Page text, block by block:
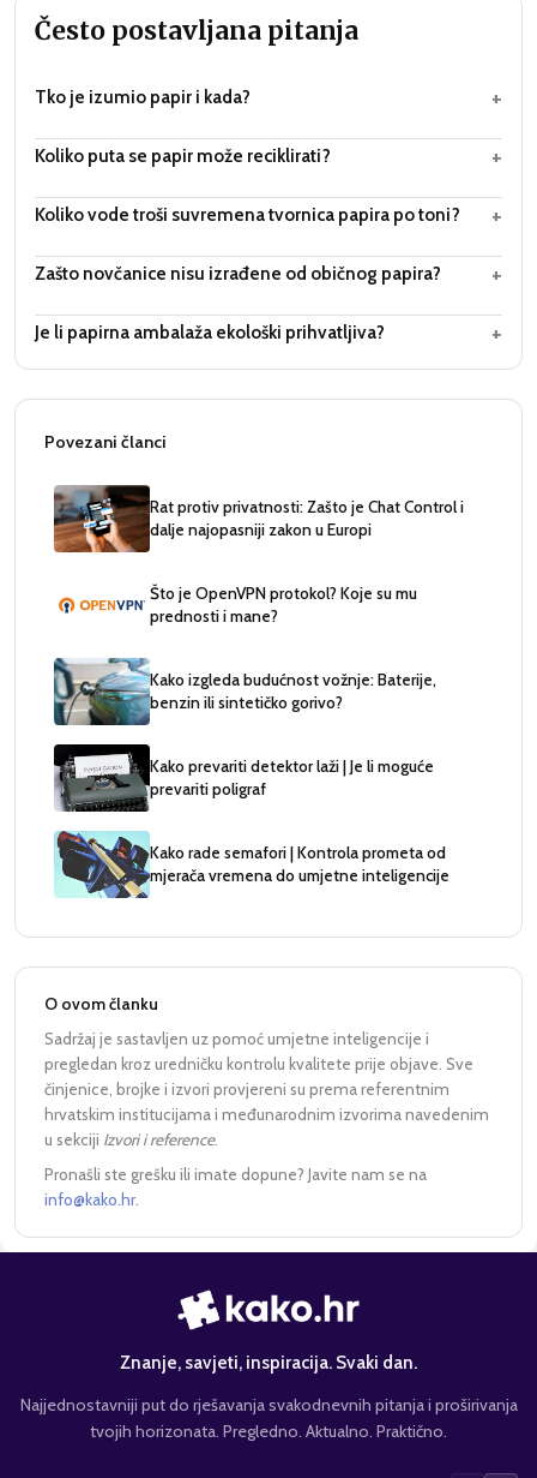
Često postavljana pitanja
Tko je izumio papir i kada? +
Koliko puta se papir može reciklirati? +
Koliko vode troši suvremena tvornica papira po toni? +
Zašto novčanice nisu izrađene od običnog papira? +
Je li papirna ambalaža ekološki prihvatljiva? +
Povezani članci
Rat protiv privatnosti: Zašto je Chat Control i
dalje najopasniji zakon u Europi
Što je OpenVPN protokol? Koje su mu
prednosti i mane?
Kako izgleda budućnost vožnje: Baterije,
benzin ili sintetičko gorivo?
Kako prevariti detektor laži | Je li moguće
prevariti poligraf
Kako rade semafori | Kontrola prometa od
mjerača vremena do umjetne inteligencije
O ovom članku
Sadržaj je sastavljen uz pomoć umjetne inteligencije i
pregledan kroz uredničku kontrolu kvalitete prije objave. Sve
činjenice, brojke i izvori provjereni su prema referentnim
hrvatskim institucijama i međunarodnim izvorima navedenim
u sekciji Izvori i reference.
Pronašli ste grešku ili imate dopune? Javite nam se na
info@kako.hr
Znanje, savjeti, inspiracija. Svaki dan.
Najjednostavniji put do rješavanja svakodnevnih pitanja i proširivanja
tvojih horizonata. Pregledno. Aktualno. Praktično.